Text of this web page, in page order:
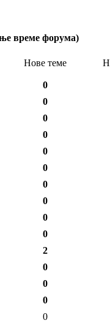
време форума)
Нове теме
0
0
0
0
0
0
0
0
0
0
2
0
0
0
0